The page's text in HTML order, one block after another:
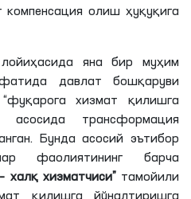
компенсация олиш ҳуқуқига
лойиҳасида яна бир муҳим
давлат бошқаруви
хизмат қилишга
асосида трансформация
Бунда асосий эътибор
фаолиятининг барча
халқ хизматчиси”тамойили
қилишга йўналтиришга